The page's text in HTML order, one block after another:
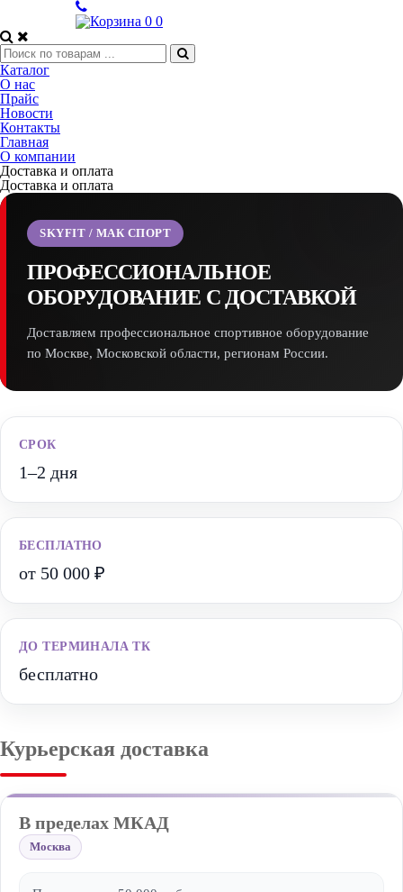
0 0
Каталог
О нас
Прайс
Новости
Контакты
Главная
О компании
Доставка и оплата
Доставка и оплата
SKYFIT / МАК СПОРТ
ПРОФЕССИОНАЛЬНОЕ
ОБОРУДОВАНИЕ С ДОСТАВКОЙ
Доставляем профессиональное спортивное оборудование
по Москве, Московской области, регионам России.
СРОК
1–2 дня
БЕСПЛАТНО
от 50 000 ₽
ДО ТЕРМИНАЛА ТК
бесплатно
Курьерская доставка
В пределах МКАД
Москва